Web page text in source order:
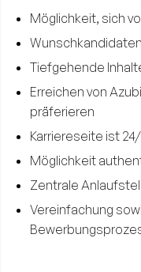
Möglichkeit, sich
Tiefgehende
Erreichen von
präferieren
Karriereseite ist
Möglichkeit
Zentrale
Vereinfachung